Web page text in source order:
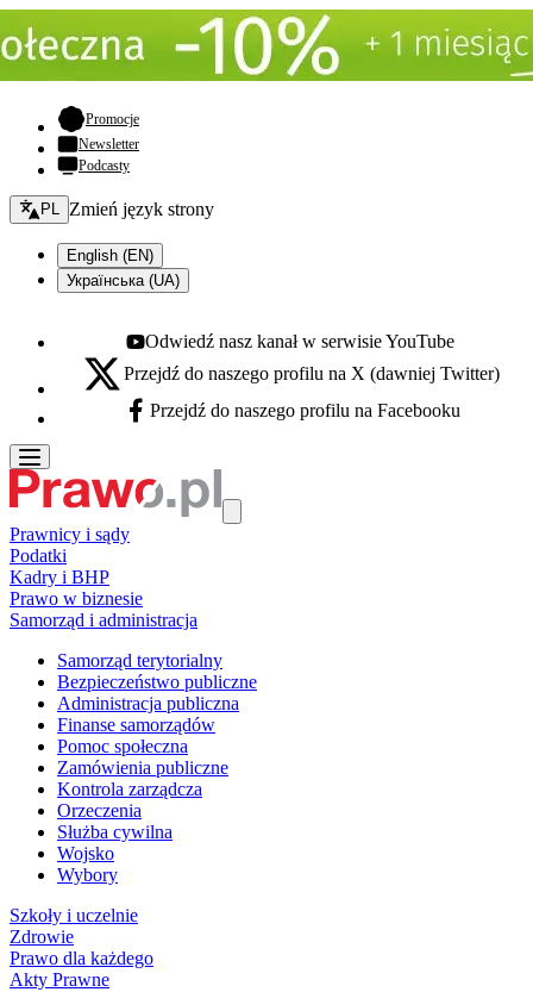
Promocje- otwiera się w nowej karcie
Newsletter
Podcasty
Zmień język - bieżący:
PL Zmień język strony
English (EN)
Українська (UA)
Youtube - otwiera się w nowej karcie
Odwiedź nasz kanał w serwisie YouTube
X - otwiera się w nowej karcie
Przejdź do naszego profilu na X (dawniej Twitter)
Facebook - otwiera się w nowej karcie
Przejdź do naszego profilu na Facebooku
Prawnicy i sądy
Podatki
Kadry i BHP
Prawo w biznesie
Samorząd i administracja
Samorząd terytorialny
Bezpieczeństwo publiczne
Administracja publiczna
Finanse samorządów
Pomoc społeczna
Zamówienia publiczne
Kontrola zarządcza
Orzeczenia
Służba cywilna
Wojsko
Wybory
Szkoły i uczelnie
Zdrowie
Prawo dla każdego
Akty Prawne